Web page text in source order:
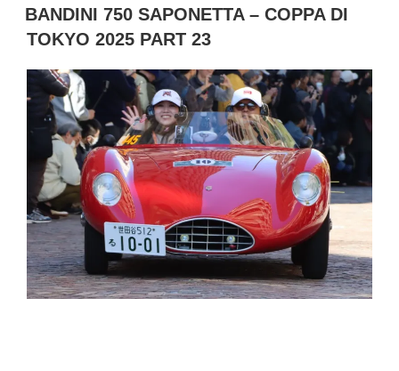
稿
日:
BANDINI 750 SAPONETTA – COPPA DI
TOKYO 2025 PART 23